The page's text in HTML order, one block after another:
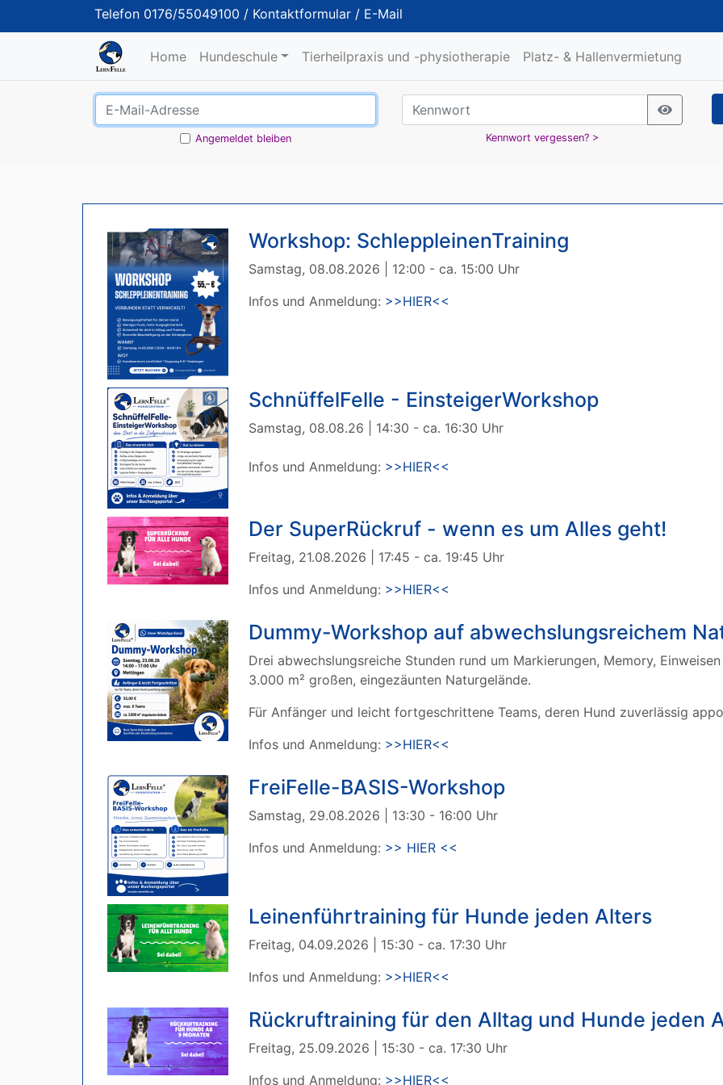
Telefon 0176/55049100 / Kontaktformular / E-Mail
Home Hundeschule Tierheilpraxis und -physiotherapie Platz- & Hallenvermietung
Angemeldet bleiben Kennwort vergessen? >
Workshop: SchleppleinenTraining
Samstag, 08.08.2026 | 12:00 - ca. 15:00 Uhr
Infos und Anmeldung: >>HIER<<
SchnüffelFelle - EinsteigerWorkshop
Samstag, 08.08.26 | 14:30 - ca. 16:30 Uhr
Infos und Anmeldung: >>HIER<<
Der SuperRückruf - wenn es um Alles geht!
Freitag, 21.08.2026 | 17:45 - ca. 19:45 Uhr
Infos und Anmeldung: >>HIER<<
Dummy-Workshop auf abwechslungsreichem
Drei abwechslungsreiche Stunden rund um Markierungen, Memory,
3.000 m² großen, eingezäunten Naturgelände.
Für Anfänger und leicht fortgeschrittene Teams, deren Hund zuverlässig
Infos und Anmeldung: >>HIER<<
FreiFelle-BASIS-Workshop
Samstag, 29.08.2026 | 13:30 - 16:00 Uhr
Infos und Anmeldung: >> HIER <<
Leinenführtraining für Hunde jeden Alters
Freitag, 04.09.2026 | 15:30 - ca. 17:30 Uhr
Infos und Anmeldung: >>HIER<<
Rückruftraining für den Alltag und Hunde jeden
Freitag, 25.09.2026 | 15:30 - ca. 17:30 Uhr
Infos und Anmeldung: >>HIER<<